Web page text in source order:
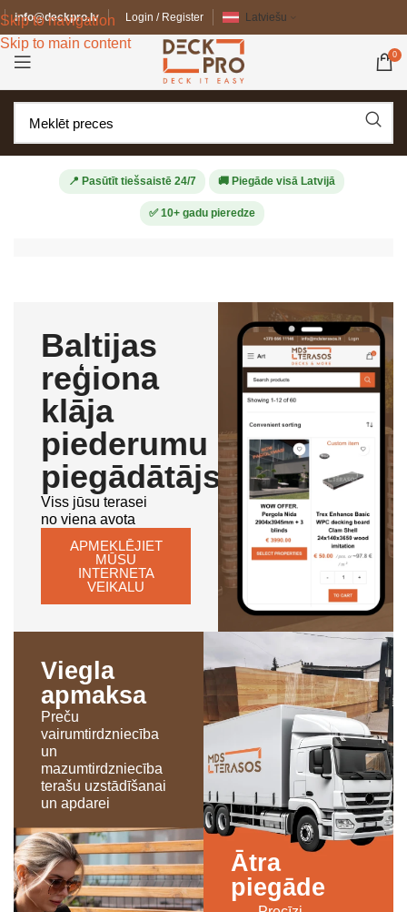
Skip to navigation
Skip to main content
info@deckpro.lv Login / Register Latviešu
0
📍 Pasūtīt tiešsaistē 24/7 🚚 Piegāde visā Latvijā
✅ 10+ gadu pieredze
Baltijas
reģiona
klāja
piederumu
piegādātājs
Viss jūsu terasei
no viena avota
APMEKLĒJIET
MŪSU
INTERNETA
VEIKALU
Viegla
apmaksa
Preču
vairumtirdzniecība
un
mazumtirdzniecība
terašu uzstādīšanai
un apdarei
Ātra
piegāde